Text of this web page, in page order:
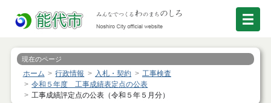
現在のページ
ホーム 行政情報 入札・契約
工事検査
令和５年度 工事成績表定点の公表
工事成績評定点の公表（令和５年５月分）